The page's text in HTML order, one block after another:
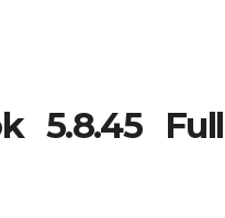
5.8.45 Full